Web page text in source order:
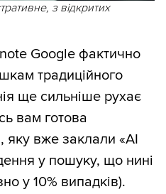
з відкритих
Google фактично
традиційного
ще сильніше рухає
вам готова
яку вже заклали «AI
у пошуку, що нині
у 10% випадків).